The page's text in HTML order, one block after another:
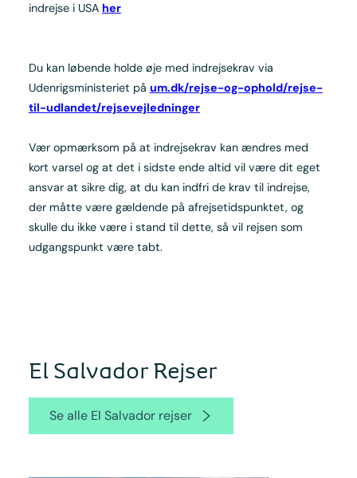
indrejse i USA her
Du kan løbende holde øje med indrejsekrav via
Udenrigsministeriet på um.dk/rejse-og-ophold/rejse-
til-udlandet/rejsevejledninger
Vær opmærksom på at indrejsekrav kan ændres med
kort varsel og at det i sidste ende altid vil være dit eget
ansvar at sikre dig, at du kan indfri de krav til indrejse,
der måtte være gældende på afrejsetidspunktet, og
skulle du ikke være i stand til dette, så vil rejsen som
udgangspunkt være tabt.
El Salvador Rejser
Se alle El Salvador rejser